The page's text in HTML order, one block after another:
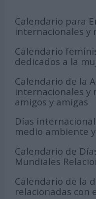
Calendario para
internacionales y
Calendario
dedicados a la
Calendario de la
internacionales y
amigos y amigas
Días
medio ambiente
Calendario de
Mundiales
Calendario de la
relacionadas con